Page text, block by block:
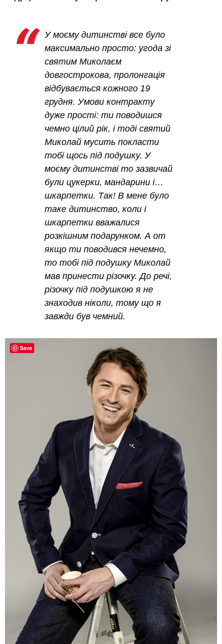
У моєму дитинстві все було
максимально просто: угода зі
святим Миколаєм
довгострокова, пролонгація
відбувається кожного 19
грудня. Умови контракту
дуже прості: ти поводишся
чемно цілий рік, і тоді святий
Миколай мусить покласти
тобі щось під подушку. У
моєму дитинстві то зазвичай
були цукерки, мандарини і…
шкарпетки. Так! В мене було
таке дитинство, коли і
шкарпетки вважалися
розкішним подарунком. А от
якщо ти поводився нечемно,
то тобі під подушку Миколай
мав принести різочку. До речі,
різочку під подушкою я не
знаходив ніколи, тому що я
завжди був чемний.
Save